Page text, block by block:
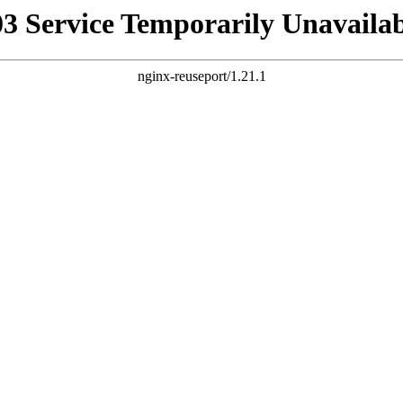
Service Temporarily
nginx-reuseport/1.21.1